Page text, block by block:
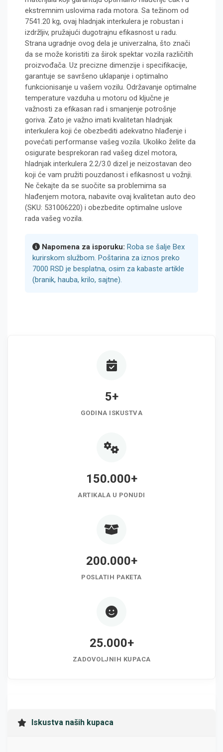
ekstremnim uslovima rada motora. Sa težinom od
7541.20 kg, ovaj hladnjak interkulera je robustan i
izdržljiv, pružajući dugotrajnu efikasnost u radu.
Strana ugradnje ovog dela je univerzalna, što znači
da se može koristiti za širok spektar vozila različitih
proizvođača. Uz precizne dimenzije i specifikacije,
garantuje se savršeno uklapanje i optimalno
funkcionisanje u vašem vozilu. Održavanje optimalne
temperature vazduha u motoru od ključne je
važnosti za efikasan rad i smanjenje potrošnje
goriva. Zato je važno imati kvalitetan hladnjak
interkulera koji će obezbediti adekvatno hlađenje i
povećati performanse vašeg vozila. Ukoliko želite da
osigurate besprekoran rad vašeg dizel motora,
hladnjak interkulera 2.2/3.0 dizel je neizostavan deo
koji će vam pružiti pouzdanost i efikasnost u vožnji.
Ne čekajte da se suočite sa problemima sa
hlađenjem motora, nabavite ovaj kvalitetan auto deo
(SKU: 531006220) i obezbedite optimalne uslove
rada vašeg vozila.
Napomena za isporuku: Roba se šalje Bex
kurirskom službom. Poštarina za iznos preko
7000 RSD je besplatna, osim za kabaste artikle
(branik, hauba, krilo, sajtne).
5+
GODINA ISKUSTVA
150.000+
ARTIKALA U PONUDI
200.000+
POSLATIH PAKETA
25.000+
ZADOVOLJNIH KUPACA
Iskustva naših kupaca